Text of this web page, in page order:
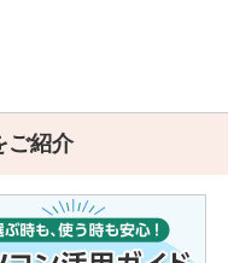
ご紹介